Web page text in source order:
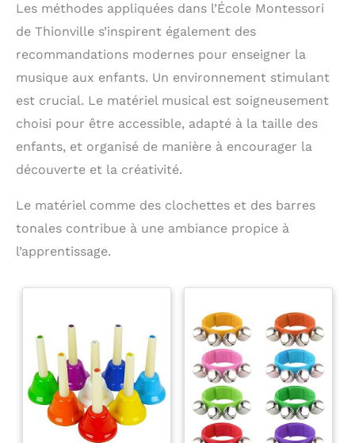
Les méthodes appliquées dans l’École Montessori
de Thionville s’inspirent également des
recommandations modernes pour enseigner la
musique aux enfants. Un environnement stimulant
est crucial. Le matériel musical est soigneusement
choisi pour être accessible, adapté à la taille des
enfants, et organisé de manière à encourager la
découverte et la créativité.
Le matériel comme des clochettes et des barres
tonales contribue à une ambiance propice à
l’apprentissage.